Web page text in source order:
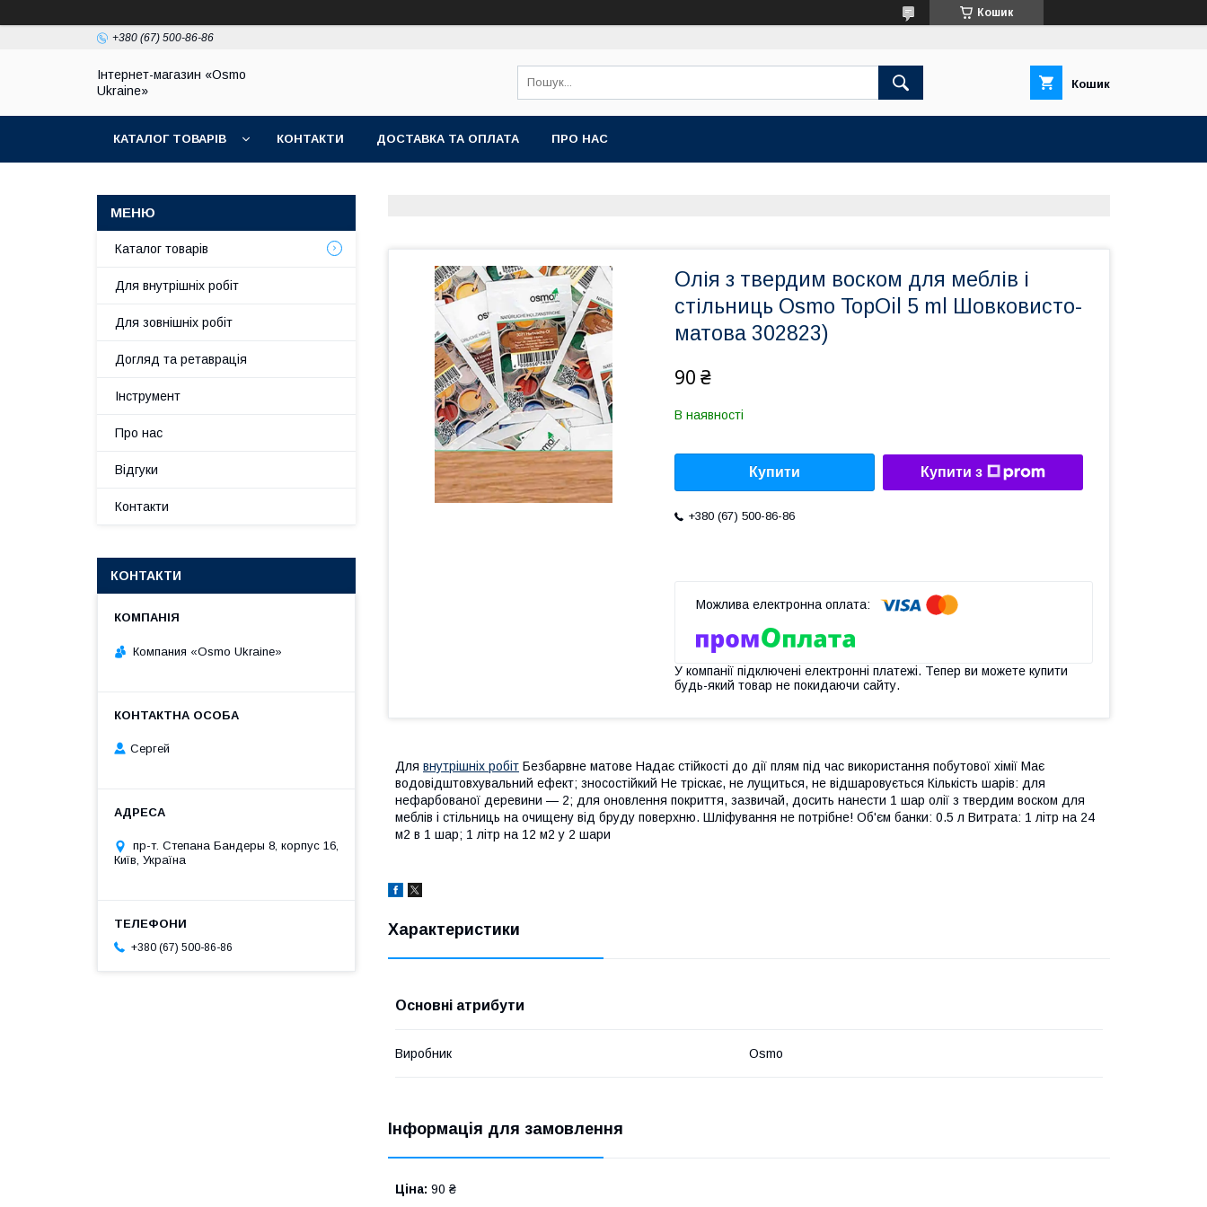
Кошик
+380 (67) 500-86-86
Інтернет-магазин «Osmo
Ukraine»
Кошик
КАТАЛОГ ТОВАРІВ КОНТАКТИ ДОСТАВКА ТА ОПЛАТА ПРО НАС
Олія з твердим воском для меблів і
стільниць Osmo TopOil 5 ml Шовковисто-
матова 302823)
90 ₴
В наявності
Купити Купити з
+380 (67) 500-86-86
У компанії підключені електронні платежі. Тепер ви можете купити
будь-який товар не покидаючи сайту.
Для внутрішніх робіт Безбарвне матове Надає стійкості до дії плям під час використання побутової хімії Має
водовідштовхувальний ефект; зносостійкий Не тріскає, не лущиться, не відшаровується Кількість шарів: для
нефарбованої деревини — 2; для оновлення покриття, зазвичай, досить нанести 1 шар олії з твердим воском для
меблів і стільниць на очищену від бруду поверхню. Шліфування не потрібне! Об'єм банки: 0.5 л Витрата: 1 літр на 24
м2 в 1 шар; 1 літр на 12 м2 у 2 шари
Характеристики
Основні атрибути
Виробник Osmo
Інформація для замовлення
Ціна: 90 ₴
Каталог товарів
Для внутрішніх робіт
Для зовнішніх робіт
Догляд та ретаврація
Інструмент
Про нас
Відгуки
Контакти
КОНТАКТИ
Компания «Osmo Ukraine»
Сергей
пр-т. Степана Бандеры 8, корпус 16,
Київ, Україна
+380 (67) 500-86-86